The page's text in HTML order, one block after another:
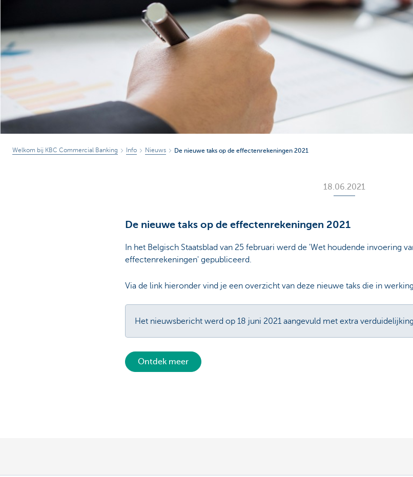
Corporate
Welkom bij KBC Commercial Banking Info Nieuws De nieuwe taks op de effectenrekeningen 2021
18.06.2021
De nieuwe taks op de effectenrekeningen 2021
In het Belgisch Staatsblad van 25 februari werd de 'Wet houdende invoering
effectenrekeningen' gepubliceerd.
Via de link hieronder vind je een overzicht van deze nieuwe taks die in
Het nieuwsbericht werd op 18 juni 2021 aangevuld met extra
Ontdek meer